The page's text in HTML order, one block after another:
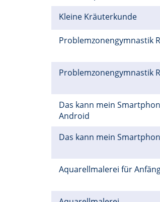
Kleine Kräuterkunde
Problemzonengymnastik
Problemzonengymnastik
Das kann mein
Android
Das kann mein
Aquarellmalerei für